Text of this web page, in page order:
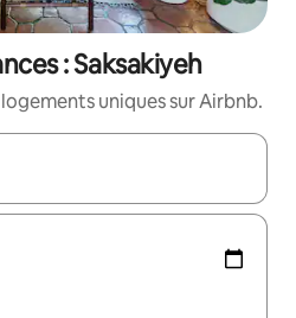
: Saksakiyeh
uniques sur Airbnb.
parcourez-les en utilisant